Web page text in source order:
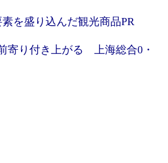
を盛り込んだ観光商品PR
寄り付き上がる 上海総合0・